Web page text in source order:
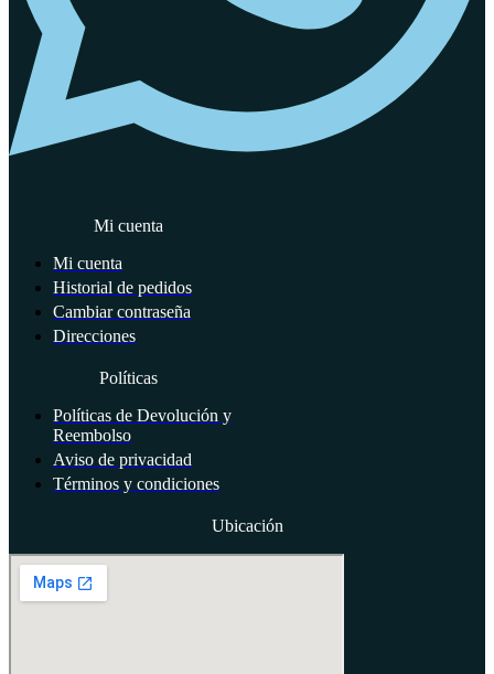
Mi cuenta
Mi cuenta
Historial de pedidos
Cambiar contraseña
Direcciones
Políticas
Políticas de Devolución y
Reembolso
Aviso de privacidad
Términos y condiciones
Ubicación